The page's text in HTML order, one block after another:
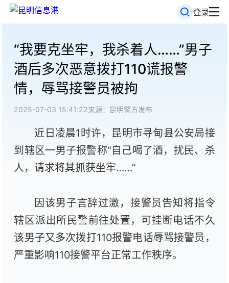
登录
“我要克坐牢，我杀着人……”男子
酒后多次恶意拨打110谎报警
情，辱骂接警员被拘
2025-07-03 15:41:22来源：昆明警方发布
近日凌晨1时许，昆明市寻甸县公安局接
到辖区一男子报警称“自己喝了酒，扰民、杀
人，请求将其抓获坐牢……”
因该男子言辞过激，接警员告知将指令
辖区派出所民警前往处置，可挂断电话不久
该男子又多次拨打110报警电话辱骂接警员，
严重影响110接警平台正常工作秩序。